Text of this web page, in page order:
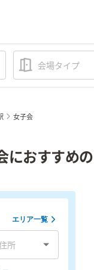
会場タイプ
女子会
におすすめ
エリア一覧